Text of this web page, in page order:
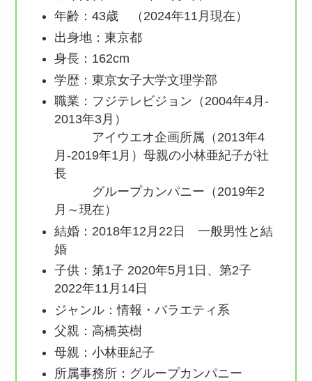
年齢：43歳 （2024年11月現在）
出身地：東京都
身長：162cm
学歴：東京女子大学文理学部
職業：フジテレビジョン（2004年4月‐
2013年3月）
アイウエオ企画所属（2013年4
月‐2019年1月）母親の小林亜紀子が社
長
グループカンパニー（2019年2
月～現在）
結婚：2018年12月22日 一般男性と結
婚
子供：第1子 2020年5月1日、第2子
2022年11月14日
ジャンル：情報・バラエティ系
父親：高橋英樹
母親：小林亜紀子
所属事務所：グループカンパニー